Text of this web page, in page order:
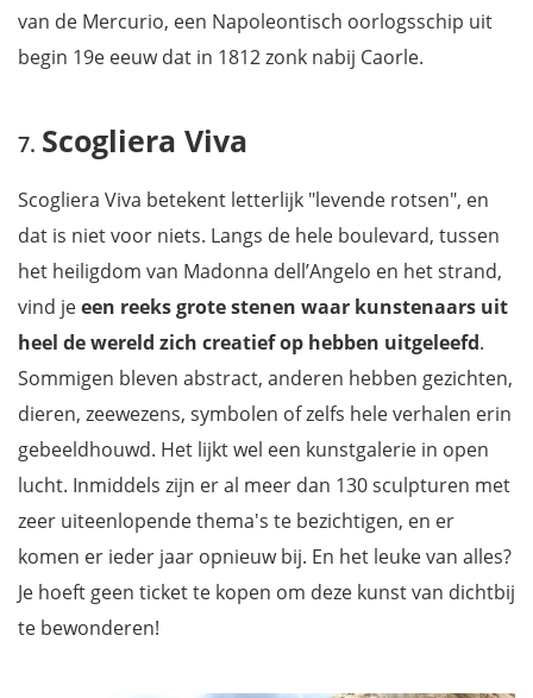
van de Mercurio, een Napoleontisch oorlogsschip uit
begin 19e eeuw dat in 1812 zonk nabij Caorle.
Scogliera Viva
Scogliera Viva betekent letterlijk "levende rotsen", en
dat is niet voor niets. Langs de hele boulevard, tussen
het heiligdom van Madonna dell’Angelo en het strand,
vind jeeen reeks grote stenen waar kunstenaars uit
heel de wereld zich creatief op hebben uitgeleefd.
Sommigen bleven abstract, anderen hebben gezichten,
dieren, zeewezens, symbolen of zelfs hele verhalen erin
gebeeldhouwd. Het lijkt wel een kunstgalerie in open
lucht. Inmiddels zijn er al meer dan 130 sculpturen met
zeer uiteenlopende thema's te bezichtigen, en er
komen er ieder jaar opnieuw bij. En het leuke van alles?
Je hoeft geen ticket te kopen om deze kunst van dichtbij
te bewonderen!